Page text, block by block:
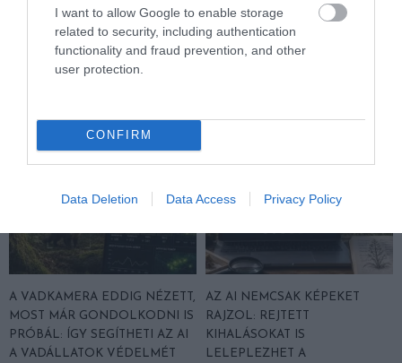
I want to allow Google to enable storage
related to security, including authentication
functionality and fraud prevention, and other
user protection.
CONFIRM
Data Deletion Data Access Privacy Policy
MEGINT FINOMAN JELEZTE:
KORAI MÉG MINDENTUDÓNAK
HINNI MAGUNKAT
2026-07-30
MACSKA LELETE – AZTÁN
VALAKI VÉGRE RÁNÉZETT
RENDESEN
A VADKAMERA EDDIG NÉZETT,
MOST MÁR GONDOLKODNI IS
PRÓBÁL: ÍGY SEGÍTHETI AZ AI
A VADÁLLATOK VÉDELMÉT
AZ AI NEMCSAK KÉPEKET
RAJZOL: REJTETT
KIHALÁSOKAT IS
LELEPLEZHET A